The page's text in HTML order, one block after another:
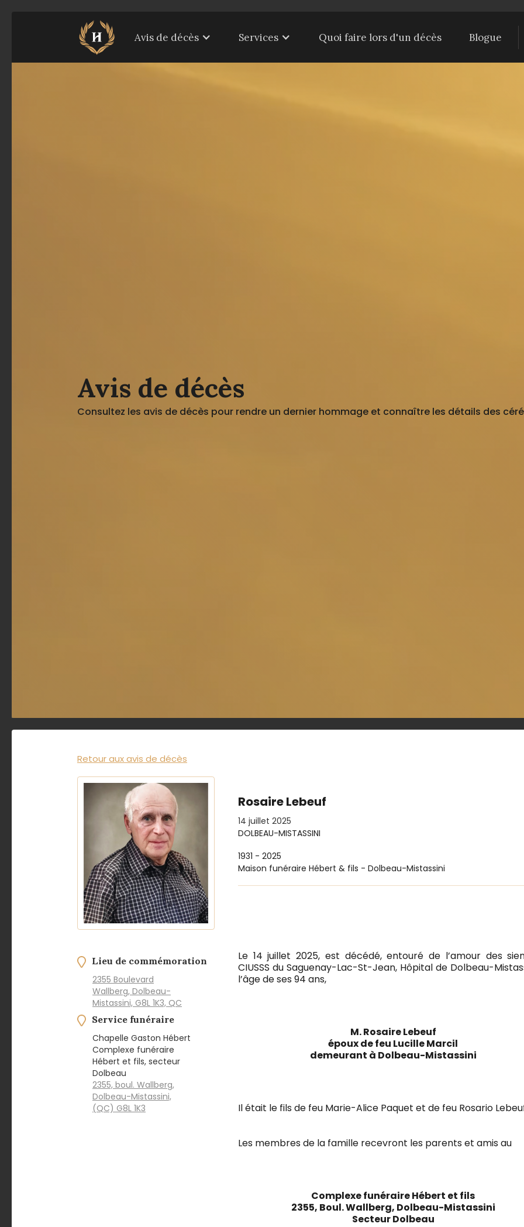
Avis de décès Services Quoi faire lors d'un décès Blogue
Avis de décès
Consultez les avis de décès pour rendre un dernier hommage et connaître les détails des
Retour aux avis de décès
Rosaire Lebeuf
14 juillet 2025
DOLBEAU-MISTASSINI
1931 - 2025
Maison funéraire Hébert & fils - Dolbeau-Mistassini
Le 14 juillet 2025, est décédé, entouré de l’amour des
CIUSSS du Saguenay-Lac-St-Jean, Hôpital de Dolbeau-
l’âge de ses 94 ans,
M. Rosaire Lebeuf
époux de feu Lucille Marcil
demeurant à Dolbeau-Mistassini
Il était le fils de feu Marie-Alice Paquet et de feu Rosario
Les membres de la famille recevront les parents et amis au
Complexe funéraire Hébert et fils
2355, Boul. Wallberg, Dolbeau-Mistassini
Secteur Dolbeau
Lieu de commémoration
2355 Boulevard
Wallberg, Dolbeau-
Mistassini, G8L 1K3, QC
Service funéraire
Chapelle Gaston Hébert
Complexe funéraire
Hébert et fils, secteur
Dolbeau
2355, boul. Wallberg,
Dolbeau-Mistassini,
(QC) G8L 1K3